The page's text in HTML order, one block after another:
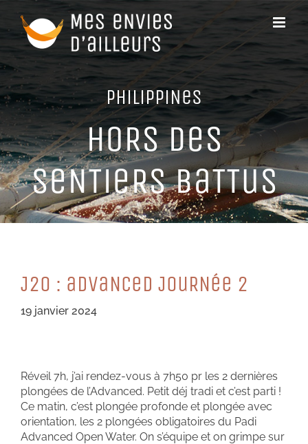
contenu
PHiLiPPiNeS
HoRS DeS
SeNTieRS BaTTuS
J20 : aDVaNCeD JouRNée 2
19 janvier 2024
Réveil 7h, j’ai rendez-vous à 7h50 pr les 2 dernières
plongées de l’Advanced. Petit déj tradi et c’est parti !
Ce matin, c’est plongée profonde et plongée avec
orientation, les 2 plongées obligatoires du Padi
Advanced Open Water. On s’équipe et on grimpe sur